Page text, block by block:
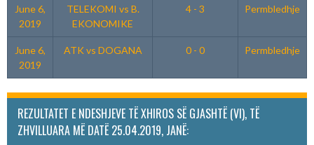
June 6,
2019
TELEKOMI vs B.
EKONOMIKE
4 - 3 Permbledhje
June 6,
2019
ATK vs DOGANA 0 - 0 Permbledhje
REZULTATET E NDESHJEVE TË XHIROS SË GJASHTË (VI), TË
ZHVILLUARA MË DATË 25.04.2019, JANË: